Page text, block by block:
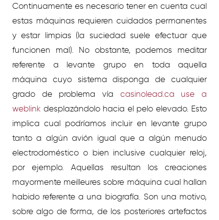
Continuamente es necesario tener en cuenta cual
estas máquinas requieren cuidados permanentes
y estar limpias (la suciedad suele efectuar que
funcionen mal). No obstante, podemos meditar
referente a levante grupo en toda aquella
máquina cuyo sistema disponga de cualquier
grado de problema ví­a casinolead.ca use a
weblink desplazándolo hacia el pelo elevado. Esto
implica cual podrí­amos incluir en levante grupo
tanto a algún avión igual que a algún menudo
electrodoméstico o bien inclusive cualquier reloj,
por ejemplo. Aquellas resultan los creaciones
mayormente meilleures sobre máquina cual hallan
habido referente a una biografía. Son una motivo,
sobre algo de forma, de los posteriores artefactos